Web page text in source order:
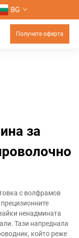
BG
Получете оферта
за
с волфрамов
ненадмината
Тази напреднала
който реже